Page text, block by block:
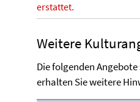
erstattet.
Weitere
Die folgenden
erhalten Sie weitere